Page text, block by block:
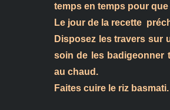
temps en temps pour
Le jour de la recette
Disposez les travers sur
soin de les badigeonner
au chaud.
Faites cuire le riz basmati.